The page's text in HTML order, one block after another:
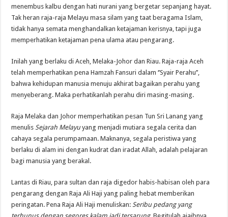
menembus kalbu dengan hati nurani yang bergetar sepanjang hayat.
Tak heran raja-raja Melayu masa silam yang taat beragama Islam,
tidak hanya semata menghandalkan ketajaman kerisnya, tapi juga
memperhatikan ketajaman pena ulama atau pengarang.
Inilah yang berlaku di Aceh, Melaka-Johor dan Riau. Raja-raja Aceh
telah memperhatikan pena Hamzah Fansuri dalam ‘’Syair Perahu’’,
bahwa kehidupan manusia menuju akhirat bagaikan perahu yang
menyeberang. Maka perhatikanlah perahu diri masing-masing.
Raja Melaka dan Johor memperhatikan pesan Tun Sri Lanang yang
menulisSejarah Melayuyang menjadi mutiara segala cerita dan
cahaya segala perumpamaan. Maknanya, segala peristiwa yang
berlaku di alam ini dengan kudrat dan iradat Allah, adalah pelajaran
bagi manusia yang berakal.
Lantas di Riau, para sultan dan raja digedor habis-habisan oleh para
pengarang dengan Raja Ali Haji yang paling hebat memberikan
peringatan. Pena Raja Ali Haji menuliskan:Seribu pedang yang